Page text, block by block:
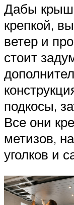
Дабы
крепкой,
ветер и
стоит
подкосы,
Все они
метизов,
уголков и